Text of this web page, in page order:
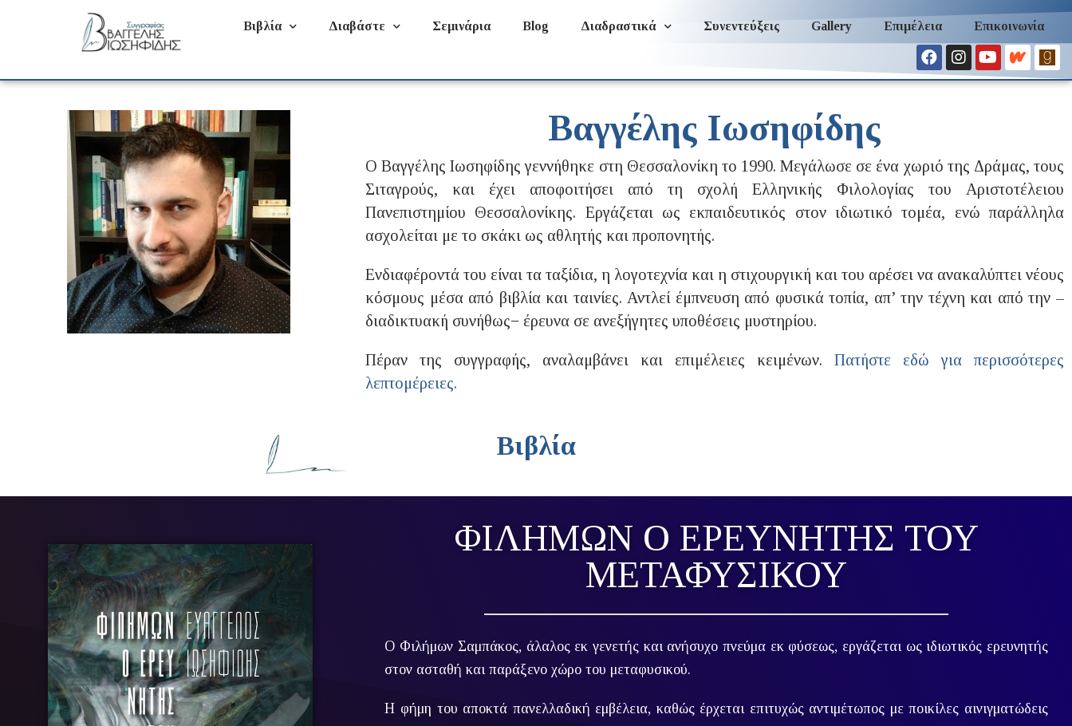
Βιβλία Διαβάστε Σεμινάρια Blog Διαδραστικά Συνεντεύξεις Gallery Επιμέλεια Επικοινωνία
Βαγγέλης Ιωσηφίδης
Ο Βαγγέλης Ιωσηφίδης γεννήθηκε στη Θεσσαλονίκη το 1990. Μεγάλωσε σε ένα χωριό της Δράμας, τους
Σιταγρούς, και έχει αποφοιτήσει από τη σχολή Ελληνικής Φιλολογίας του Αριστοτέλειου
Πανεπιστημίου Θεσσαλονίκης. Εργάζεται ως εκπαιδευτικός στον ιδιωτικό τομέα, ενώ παράλληλα
ασχολείται με το σκάκι ως αθλητής και προπονητής.
Ενδιαφέροντά του είναι τα ταξίδια, η λογοτεχνία και η στιχουργική και του αρέσει να ανακαλύπτει νέους
κόσμους μέσα από βιβλία και ταινίες. Αντλεί έμπνευση από φυσικά τοπία, απ’ την τέχνη και από την –
διαδικτυακή συνήθως− έρευνα σε ανεξήγητες υποθέσεις μυστηρίου.
Πέραν της συγγραφής, αναλαμβάνει και επιμέλειες κειμένων. Πατήστε εδώ για περισσότερες
λεπτομέρειες.
Βιβλία
ΦΙΛΉΜΩΝ Ο ΕΡΕΥΝΗΤΉΣ ΤΟΥ
ΜΕΤΑΦΥΣΙΚΟΎ
Ο Φιλήμων Σαμπάκος, άλαλος εκ γενετής και ανήσυχο πνεύμα εκ φύσεως, εργάζεται ως ιδιωτικός ερευνητής
στον ασταθή και παράξενο χώρο του μεταφυσικού.
Η φήμη του αποκτά πανελλαδική εμβέλεια, καθώς έρχεται επιτυχώς αντιμέτωπος με ποικίλες αινιγματώδεις